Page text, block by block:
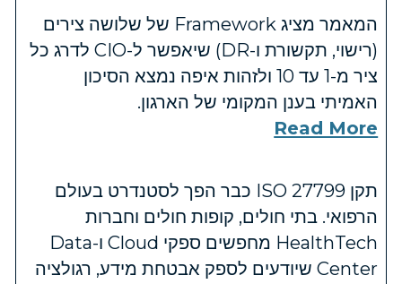
המאמר מציג Framework של שלושה צירים
(רישוי, תקשורת ו-DR) שיאפשר ל-CIO לדרג כל
ציר מ-1 עד 10 ולזהות איפה נמצא הסיכון
האמיתי בענן המקומי של הארגון.
Read More
תקן ISO 27799 כבר הפך לסטנדרט בעולם
הרפואי. בתי חולים, קופות חולים וחברות
HealthTech מחפשים ספקי Cloud ו-Data
Center שיודעים לספק אבטחת מידע, רגולציה